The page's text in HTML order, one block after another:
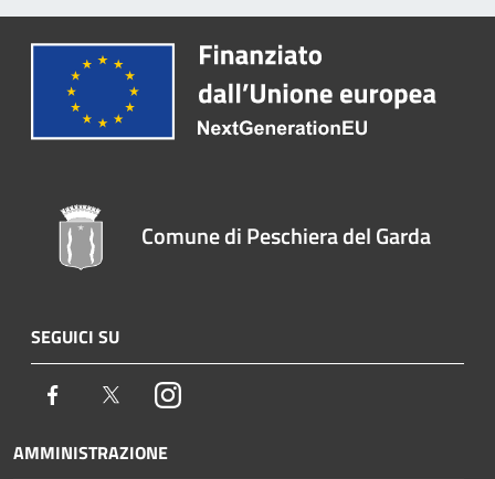
Comune di Peschiera del Garda
SEGUICI SU
Facebook TwitterInstagram
AMMINISTRAZIONE